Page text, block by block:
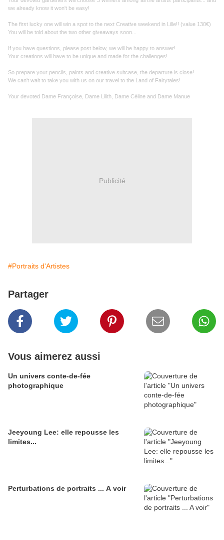
we already know it won't be easy!
The first lucky one will win a spot to the next Creative weekend in Lille!! (value 130€)
You will be told about the two other giveaways soon...
If you have questions, please post below, we will be happy to answer!
Your creations will have to be unique and made for the challenges!
So prepare your pencils, paints and creative suitcase, the departure is close!
We can't wait to take you with us on our travel to the Land of Fairytales!
Your devoted Dame Françoise, Dame Lilith, Dame Céline and Dame Manue
Publicité
#Portraits d'Artistes
Partager
Vous aimerez aussi
Un univers conte-de-fée
photographique
Jeeyoung Lee: elle repousse les
limites...
Perturbations de portraits ... A voir